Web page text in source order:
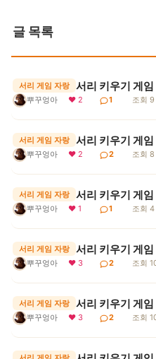
글 목록
서리 게임 자랑 서리 키우기 게임
뿌꾸엉아 ❤ 2 1 조회 9
서리 게임 자랑 서리 키우기 게
뿌꾸엉아 ❤ 2 2 조회 8
서리 게임 자랑 서리 키우기 게
뿌꾸엉아 ❤ 1 1 조회 4
서리 게임 자랑 서리 키우기 게
뿌꾸엉아 ❤ 3 2 조회
서리 게임 자랑 서리 키우기 게
뿌꾸엉아 ❤ 3 2 조회